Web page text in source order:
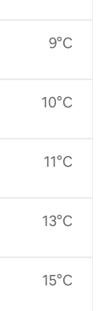
9°C
10°C
11°C
13°C
15°C